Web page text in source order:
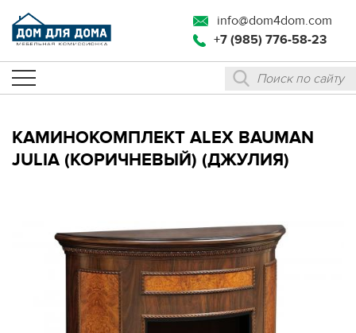
info@dom4dom.com
+7 (985) 776-58-23
КАМИНОКОМПЛЕКТ ALEX BAUMAN
JULIA (КОРИЧНЕВЫЙ) (ДЖУЛИЯ)